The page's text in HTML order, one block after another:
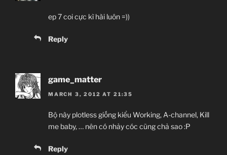
ep 7 coi cực kì hài luôn =))
Reply
game_matter
MARCH 3, 2012 AT 21:35
Bộ này plotless giống kiểu Working, A-channel, Kill
me baby, … nên có nhảy cóc cũng chả sao :P
Reply